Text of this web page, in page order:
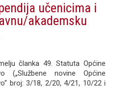
učenicima i
akademsku
članka 49. Statuta Općine
(„Službene novine Općine
broj: 3/18, 2/20, 4/21, 10/22 i